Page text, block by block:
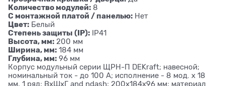
Количество модулей: 8
C монтажной платой / панелью: Нет
Цвет: Белый
Степень защиты (IP): IP41
Высота, мм: 200 мм
Ширина, мм: 184 мм
Глубина, мм: 96 мм
Корпус модульный серии ЩРН-П DEKraft; навесной;
номинальный ток - до 100 А; исполнение - 8 мод. х 18
мм, 1 ряд; ВхШхГ and ndash; 200х184х96 мм; материал